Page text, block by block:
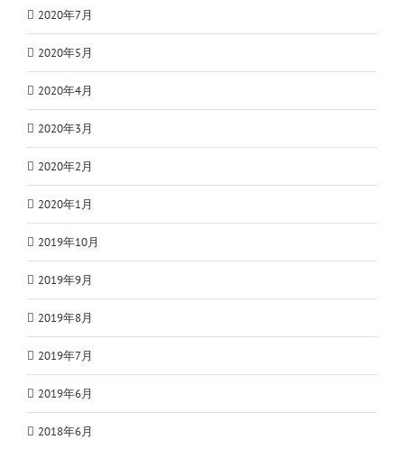
2020年7月
2020年5月
2020年4月
2020年3月
2020年2月
2020年1月
2019年10月
2019年9月
2019年8月
2019年7月
2019年6月
2018年6月